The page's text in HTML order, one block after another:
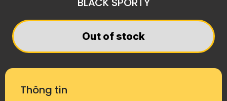
BLACK SPORTY
Out of stock
Thông tin